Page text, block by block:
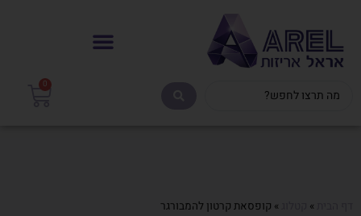
0
»
» קופסאת קרטון להמבורגר